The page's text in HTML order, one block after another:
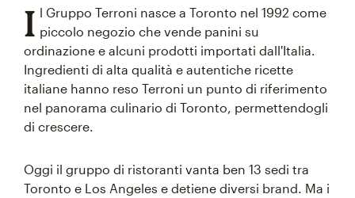
I l Gruppo Terroni nasce a Toronto nel 1992 come
piccolo negozio che vende panini su
ordinazione e alcuni prodotti importati dall'Italia.
Ingredienti di alta qualità e autentiche ricette
italiane hanno reso Terroni un punto di riferimento
nel panorama culinario di Toronto, permettendogli
di crescere.
Oggi il gruppo di ristoranti vanta ben 13 sedi tra
Toronto e Los Angeles e detiene diversi brand. Ma i